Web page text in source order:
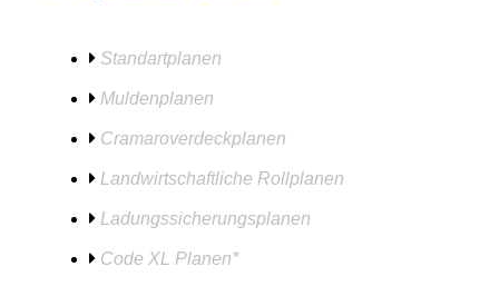
Standartplanen
Muldenplanen
Cramaroverdeckplanen
Landwirtschaftliche Rollplanen
Ladungssicherungsplanen
Code XL Planen*